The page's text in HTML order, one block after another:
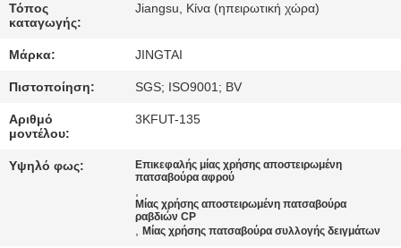
ΕΙΔΉΣΕΙΣ
ΥΠΟΘΈΣΕΙΣ
ΜΙΑ
ΠΡΟΣΦΟΡΆ
Τόπος
καταγωγής:
Jiangsu, Κίνα (ηπειρωτική χώρα)
Μάρκα: JINGTAI
Πιστοποίηση: SGS; ISO9001; BV
Αριθμό
μοντέλου:
3KFUT-135
Υψηλό φως:
Επικεφαλής μίας χρήσης αποστειρωμένη
πατσαβούρα αφρού
,
Μίας χρήσης αποστειρωμένη πατσαβούρα
ραβδιών CP
,Μίας χρήσης πατσαβούρα συλλογής δειγμάτων